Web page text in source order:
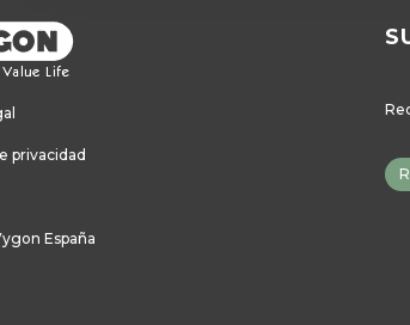
privacidad
España